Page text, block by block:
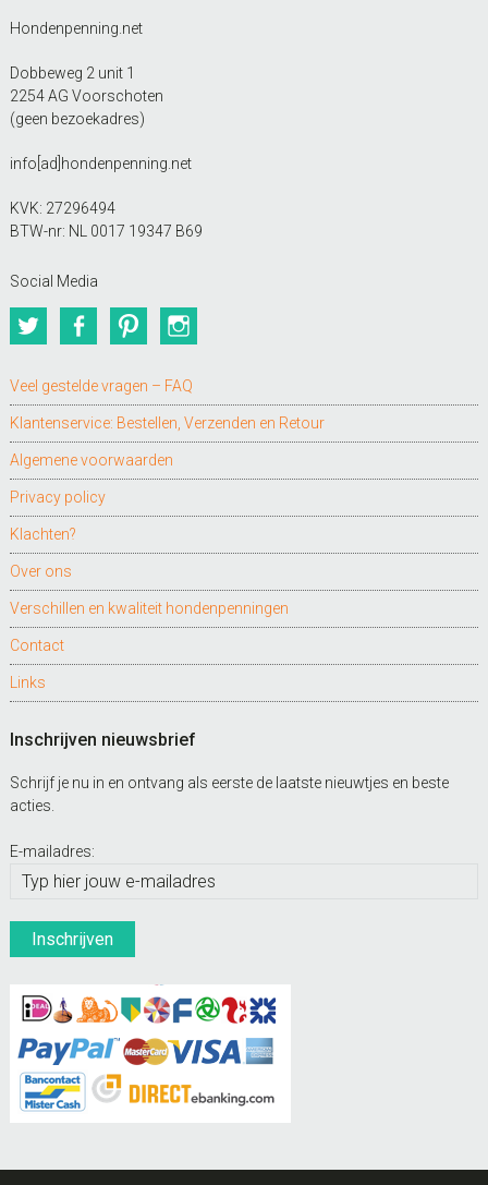
Hondenpenning.net
Dobbeweg 2 unit 1
2254 AG Voorschoten
(geen bezoekadres)
info[ad]hondenpenning.net
KVK: 27296494
BTW-nr: NL 0017 19347 B69
Social Media
TwitterFacebookPinterest
Veel gestelde vragen – FAQ
Klantenservice: Bestellen, Verzenden en Retour
Algemene voorwaarden
Privacy policy
Klachten?
Over ons
Verschillen en kwaliteit hondenpenningen
Contact
Links
Inschrijven nieuwsbrief
Schrijf je nu in en ontvang als eerste de laatste nieuwtjes en beste
acties.
E-mailadres: